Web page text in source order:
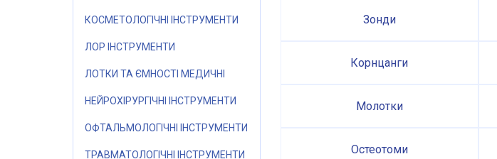
КОСМЕТОЛОГІЧНІ ІНСТРУМЕНТИ
ЛОР ІНСТРУМЕНТИ
ЛОТКИ ТА ЄМНОСТІ МЕДИЧНІ
НЕЙРОХІРУРГІЧНІ ІНСТРУМЕНТИ
ОФТАЛЬМОЛОГІЧНІ ІНСТРУМЕНТИ
ТРАВМАТОЛОГІЧНІ ІНСТРУМЕНТИ
Зонди
Корнцанги
Молотки
Остеотоми